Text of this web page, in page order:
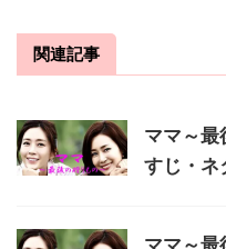
関連記事
ママ～最
すじ・ネ
ママ～最